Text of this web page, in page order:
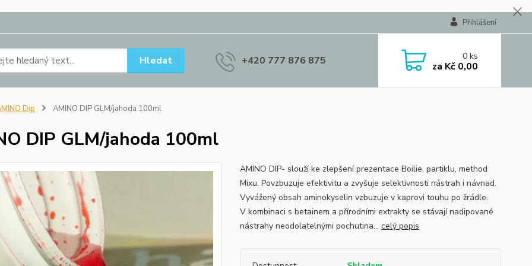
Přihlášení
Hledat +420 777 876 875 0ks
za Kč 0,00
Dip AMINO DIP GLM/jahoda 100ml
DIP GLM/jahoda 100ml
AMINO DIP- slouží ke zlepšení prezentace Boilie, partiklu, method
Mixu. Povzbuzuje efektivitu a zvyšuje selektivnosti nástrah i návnad.
Vyvážený obsah aminokyselin vzbuzuje v kaprovi touhu po žrádle.
V kombinaci s betainem a přírodními extrakty se stávají nadipované
nástrahy neodolatelnými pochutina... celý popis